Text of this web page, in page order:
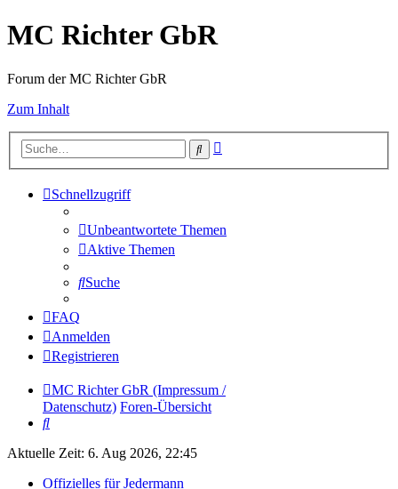
MC Richter GbR
Forum der MC Richter GbR
Zum Inhalt
Suche
Schnellzugriff
Unbeantwortete Themen
Aktive Themen
Suche
FAQ
Anmelden
Registrieren
MC Richter GbR (Impressum /
Datenschutz) Foren-Übersicht
Suche
Aktuelle Zeit: 6. Aug 2026, 22:45
Offizielles für Jedermann